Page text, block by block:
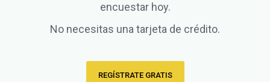
encuestar hoy.
No necesitas una tarjeta de crédito.
REGÍSTRATE GRATIS